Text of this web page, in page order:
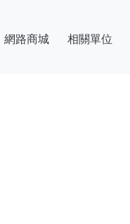
網路商城 相關單位